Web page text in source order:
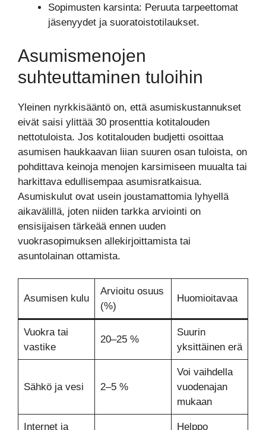
Sopimusten karsinta: Peruuta tarpeettomat
jäsenyydet ja suoratoistotilaukset.
Asumismenojen
suhteuttaminen tuloihin
Yleinen nyrkkisääntö on, että asumiskustannukset
eivät saisi ylittää 30 prosenttia kotitalouden
nettotuloista. Jos kotitalouden budjetti osoittaa
asumisen haukkaavan liian suuren osan tuloista, on
pohdittava keinoja menojen karsimiseen muualta tai
harkittava edullisempaa asumisratkaisua.
Asumiskulut ovat usein joustamattomia lyhyellä
aikavälillä, joten niiden tarkka arviointi on
ensisijaisen tärkeää ennen uuden
vuokrasopimuksen allekirjoittamista tai
asuntolainan ottamista.
Asumisen kulu
Arvioitu osuus
(%)
Huomioitavaa
Vuokra tai
vastike
20–25 %
Suurin
yksittäinen erä
Sähkö ja vesi 2–5 %
Voi vaihdella
vuodenajan
mukaan
Internet ja Helppo